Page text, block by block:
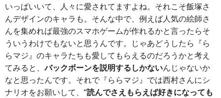
いっぱいいて、人々に愛されてますよね。それこそ飯塚さ
んデザインのキャラも。そんな中で、例えば人気の絵師さ
んを集めれば最強のスマホゲームが作れるかと言ったらそ
ういうわけでもないと思うんです。じゃあどうしたら『ら
らマジ』のキャラたちも愛してもらえるのだろうかと考え
てみると、バックボーンを説明するしかないんじゃないか
なと思ったんです。それで『ららマジ』では西村さんにシ
ナリオをお願いして、“読んでさえもらえば好きになっても